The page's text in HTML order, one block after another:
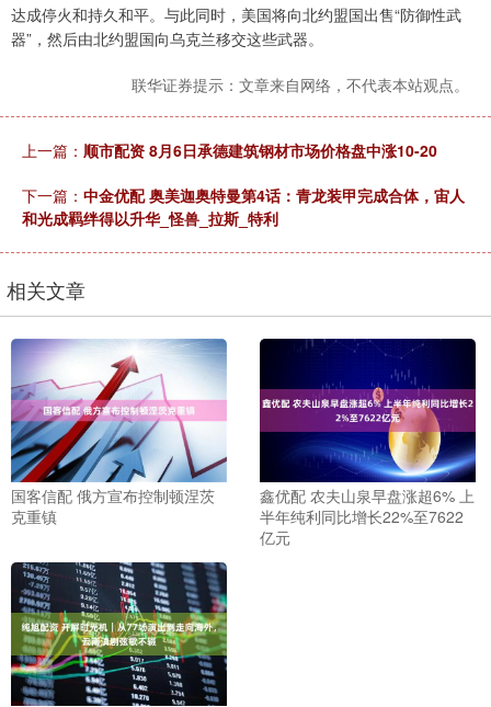
达成停火和持久和平。与此同时，美国将向北约盟国出售“防御性武
器”，然后由北约盟国向乌克兰移交这些武器。
联华证券提示：文章来自网络，不代表本站观点。
上一篇： 顺市配资 8月6日承德建筑钢材市场价格盘中涨10-20
下一篇： 中金优配 奥美迦奥特曼第4话：青龙装甲完成合体，宙人
和光成羁绊得以升华_怪兽_拉斯_特利
相关文章
国客信配 俄方宣布控制顿涅茨
克重镇
鑫优配 农夫山泉早盘涨超6% 上
半年纯利同比增长22%至7622
亿元